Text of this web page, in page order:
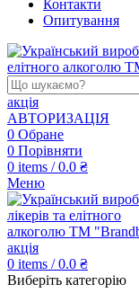
Контакти
Опитування
акція
АВТОРИЗАЦІЯ
0 Обране
0 Порівняти
0 items / 0.0 ₴
Меню
акція
0 items / 0.0 ₴
Виберіть категорію